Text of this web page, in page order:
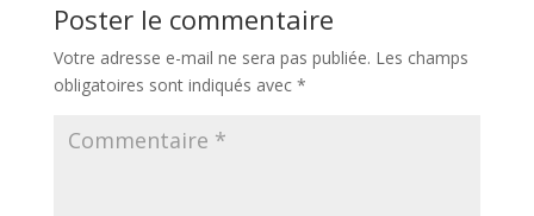
Poster le commentaire
Votre adresse e-mail ne sera pas publiée. Les champs
obligatoires sont indiqués avec *